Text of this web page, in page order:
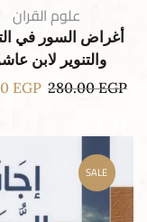
علوم القران
أغراض السور في
والتنوير لابن
280.00EGP
EGP
SALE